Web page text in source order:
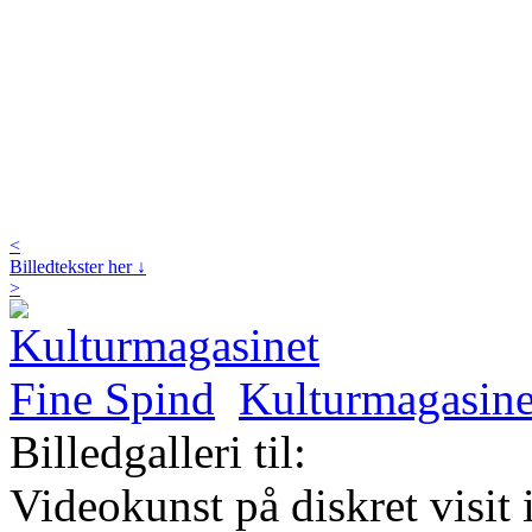
<
Billedtekster her ↓
>
Billedgalleri til:
Videokunst på diskret visit